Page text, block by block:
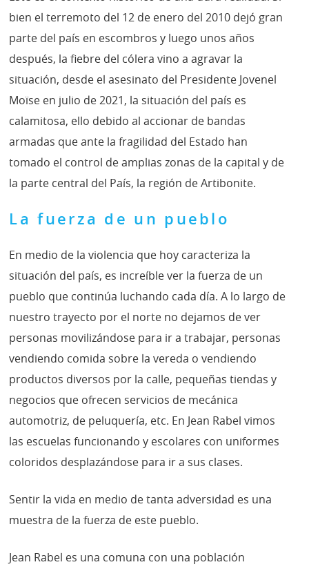
bien el terremoto del 12 de enero del 2010 dejó gran
parte del país en escombros y luego unos años
después, la fiebre del cólera vino a agravar la
situación, desde el asesinato del Presidente Jovenel
Moïse en julio de 2021, la situación del país es
calamitosa, ello debido al accionar de bandas
armadas que ante la fragilidad del Estado han
tomado el control de amplias zonas de la capital y de
la parte central del País, la región de Artibonite.
La fuerza de un pueblo
En medio de la violencia que hoy caracteriza la
situación del país, es increíble ver la fuerza de un
pueblo que continúa luchando cada día. A lo largo de
nuestro trayecto por el norte no dejamos de ver
personas movilizándose para ir a trabajar, personas
vendiendo comida sobre la vereda o vendiendo
productos diversos por la calle, pequeñas tiendas y
negocios que ofrecen servicios de mecánica
automotriz, de peluquería, etc. En Jean Rabel vimos
las escuelas funcionando y escolares con uniformes
coloridos desplazándose para ir a sus clases.
Sentir la vida en medio de tanta adversidad es una
muestra de la fuerza de este pueblo.
Jean Rabel es una comuna con una población